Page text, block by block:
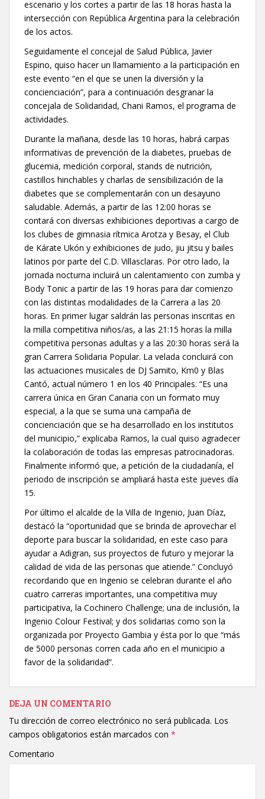
escenario y los cortes a partir de las 18 horas hasta la
intersección con República Argentina para la celebración
de los actos.
Seguidamente el concejal de Salud Pública, Javier
Espino, quiso hacer un llamamiento a la participación en
este evento “en el que se unen la diversión y la
concienciación”, para a continuación desgranar la
concejala de Solidaridad, Chani Ramos, el programa de
actividades.
Durante la mañana, desde las 10 horas, habrá carpas
informativas de prevención de la diabetes, pruebas de
glucemia, medición corporal, stands de nutrición,
castillos hinchables y charlas de sensibilización de la
diabetes que se complementarán con un desayuno
saludable. Además, a partir de las 12:00 horas se
contará con diversas exhibiciones deportivas a cargo de
los clubes de gimnasia rítmica Arotza y Besay, el Club
de Kárate Ukón y exhibiciones de judo, jiu jitsu y bailes
latinos por parte del C.D. Villasclaras. Por otro lado, la
jornada nocturna incluirá un calentamiento con zumba y
Body Tonic a partir de las 19 horas para dar comienzo
con las distintas modalidades de la Carrera a las 20
horas. En primer lugar saldrán las personas inscritas en
la milla competitiva niños/as, a las 21:15 horas la milla
competitiva personas adultas y a las 20:30 horas será la
gran Carrera Solidaria Popular. La velada concluirá con
las actuaciones musicales de DJ Samito, Km0 y Blas
Cantó, actual número 1 en los 40 Principales. “Es una
carrera única en Gran Canaria con un formato muy
especial, a la que se suma una campaña de
concienciación que se ha desarrollado en los institutos
del municipio,” explicaba Ramos, la cual quiso agradecer
la colaboración de todas las empresas patrocinadoras.
Finalmente informó que, a petición de la ciudadanía, el
periodo de inscripción se ampliará hasta este jueves día
15.
Por último el alcalde de la Villa de Ingenio, Juan Díaz,
destacó la “oportunidad que se brinda de aprovechar el
deporte para buscar la solidaridad, en este caso para
ayudar a Adigran, sus proyectos de futuro y mejorar la
calidad de vida de las personas que atiende.” Concluyó
recordando que en Ingenio se celebran durante el año
cuatro carreras importantes, una competitiva muy
participativa, la Cochinero Challenge; una de inclusión, la
Ingenio Colour Festival; y dos solidarias como son la
organizada por Proyecto Gambia y ésta por lo que “más
de 5000 personas corren cada año en el municipio a
favor de la solidaridad”.
DEJA UN COMENTARIO
Tu dirección de correo electrónico no será publicada. Los
campos obligatorios están marcados con *
Comentario